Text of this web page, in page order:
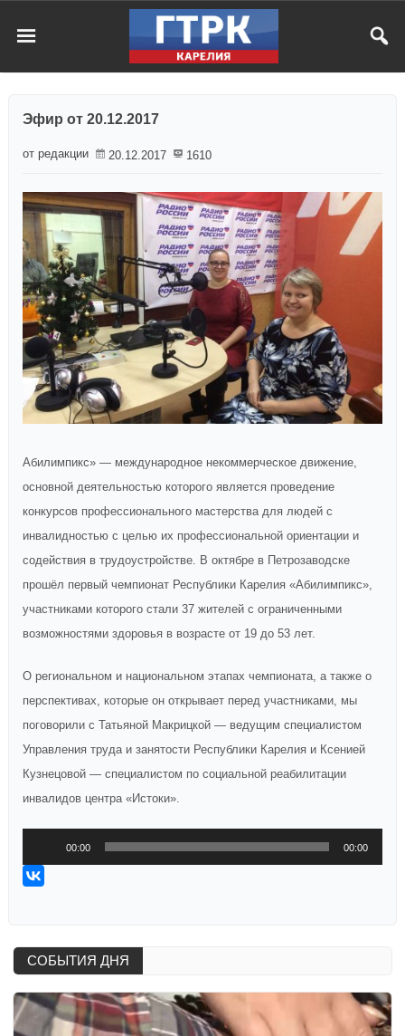
Эфир от 20.12.2017
от редакции 20.12.2017 1610
Абилимпикс» — международное некоммерческое движение,
основной деятельностью которого является проведение
конкурсов профессионального мастерства для людей с
инвалидностью с целью их профессиональной ориентации и
содействия в трудоустройстве. В октябре в Петрозаводске
прошёл первый чемпионат Республики Карелия «Абилимпикс»,
участниками которого стали 37 жителей с ограниченными
возможностями здоровья в возрасте от 19 до 53 лет.
О региональном и национальном этапах чемпионата, а также о
перспективах, которые он открывает перед участниками, мы
поговорили с Татьяной Макрицкой — ведущим специалистом
Управления труда и занятости Республики Карелия и Ксенией
Кузнецовой — специалистом по социальной реабилитации
инвалидов центра «Истоки».
00:00 00:00
СОБЫТИЯ ДНЯ